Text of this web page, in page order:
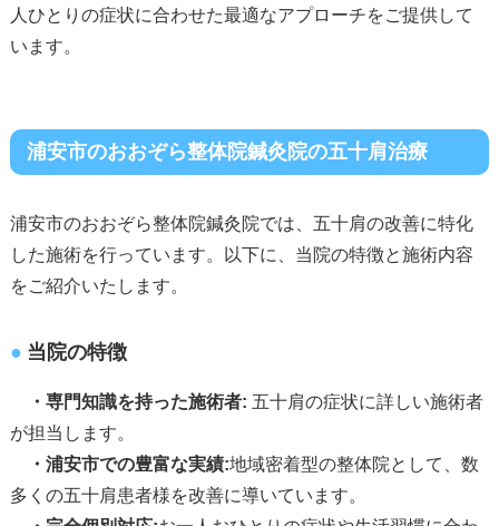
人ひとりの症状に合わせた最適なアプローチをご提供して
います。
浦安市のおおぞら整体院鍼灸院の五十肩治療
浦安市のおおぞら整体院鍼灸院では、五十肩の改善に特化
した施術を行っています。以下に、当院の特徴と施術内容
をご紹介いたします。
当院の特徴
・専門知識を持った施術者: 五十肩の症状に詳しい施術者
が担当します。
・浦安市での豊富な実績:地域密着型の整体院として、数
多くの五十肩患者様を改善に導いています。